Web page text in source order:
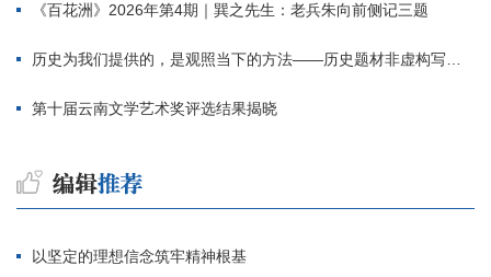
《百花洲》2026年第4期｜巽之先生：老兵朱向前侧记三题
历史为我们提供的，是观照当下的方法——历史题材非虚构写作多人谈
第十届云南文学艺术奖评选结果揭晓
以坚定的理想信念筑牢精神根基